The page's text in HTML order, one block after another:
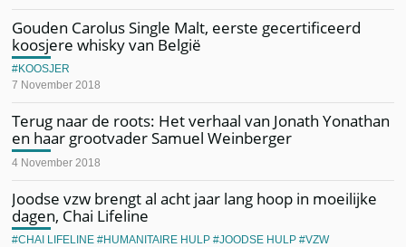
Gouden Carolus Single Malt, eerste gecertificeerd
koosjere whisky van België
7 November 2018
KOOSJER
Terug naar de roots: Het verhaal van Jonath Yonathan
en haar grootvader Samuel Weinberger
4 November 2018
Joodse vzw brengt al acht jaar lang hoop in moeilijke
dagen, Chai Lifeline
CHAI LIFELINE HUMANITAIRE HULP JOODSE HULP VZW